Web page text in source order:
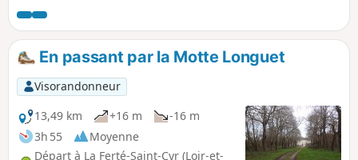
être de grands animaux sauvages dans cette région de la
Sologne des plus giboyeuses.
En passant par la Motte Longuet
Visorandonneur
13,49 km
+16 m
-16 m
3h 55
Moyenne
Départ à La Ferté-Saint-Cyr (Loir-et-